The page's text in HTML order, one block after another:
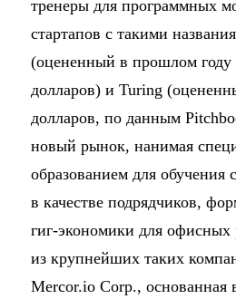
тренеры для программных
стартапов с такими
(оцененный в прошлом году
долларов) и Turing
долларов, по данным
новый рынок, нанимая
образованием для
в качестве подрядчиков,
гиг-экономики для
из крупнейших таких
Mercor.io Corp., основанная